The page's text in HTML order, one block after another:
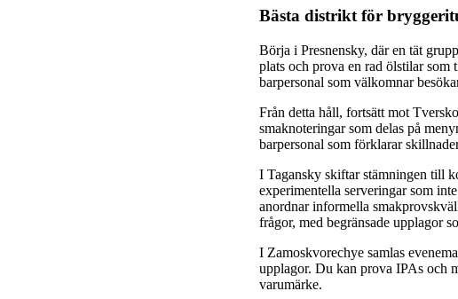
Bästa distrikt för
Börja i Presnensky, där en tät
plats och prova en rad ölstilar som
barpersonal som välkomnar
Från detta håll, fortsätt mot
smaknoteringar som delas på
barpersonal som förklarar
I Tagansky skiftar stämningen till
experimentella serveringar som
anordnar informella
frågor, med begränsade upplagor
I Zamoskvorechye samlas
upplagor. Du kan prova IPAs och
varumärke.